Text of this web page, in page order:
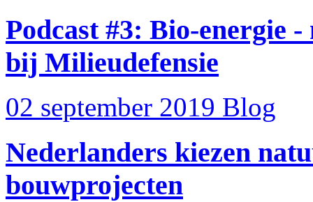
Podcast #3: Bio-energie
bij Milieudefensie
02 september 2019 Blog
Nederlanders kiezen
bouwprojecten